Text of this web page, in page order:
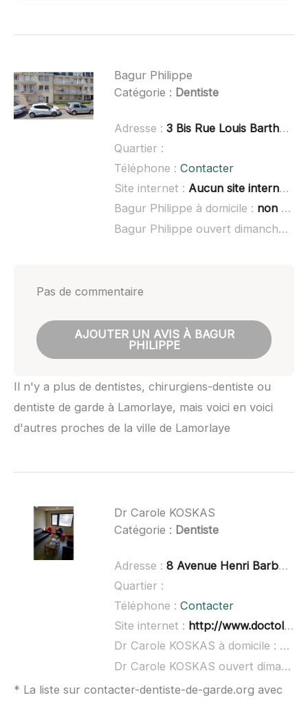
Bagur Philippe
Catégorie : Dentiste
Adresse : 3 Bis Rue Louis Barthou, 60260 Lamorlaye
Quartier :
Téléphone : Contacter
Site internet : Aucun site internet connu
Bagur Philippe à domicile : non renseigné
Bagur Philippe ouvert dimanche :
Pas de commentaire
AJOUTER UN AVIS À BAGUR
PHILIPPE
Il n'y a plus de dentistes, chirurgiens-dentiste ou
dentiste de garde à Lamorlaye, mais voici en voici
d'autres proches de la ville de Lamorlaye
Dr Carole KOSKAS
Catégorie : Dentiste
Adresse : 8 Avenue Henri Barbusse, 95470 Fosses
Quartier :
Téléphone : Contacter
Site internet : http://www.doctolib.fr/dentiste/fosses/carole-koskas
Dr Carole KOSKAS à domicile :
non
Dr Carole KOSKAS ouvert dimanche :
* La liste sur contacter-dentiste-de-garde.org avec